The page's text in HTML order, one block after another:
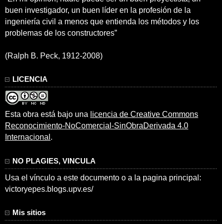
buen investigador, un buen líder en la profesión de la
ingeniería civil a menos que entienda los métodos y los
problemas de los constructores”
(Ralph B. Peck, 1912-2008)
LICENCIA
Esta obra está bajo una licencia de Creative Commons
Reconocimiento-NoComercial-SinObraDerivada 4.0
Internacional .
NO PLAGIES, VINCULA
Usa el vínculo a este documento o a la pagina principal:
victoryepes.blogs.upv.es/
Mis sitios